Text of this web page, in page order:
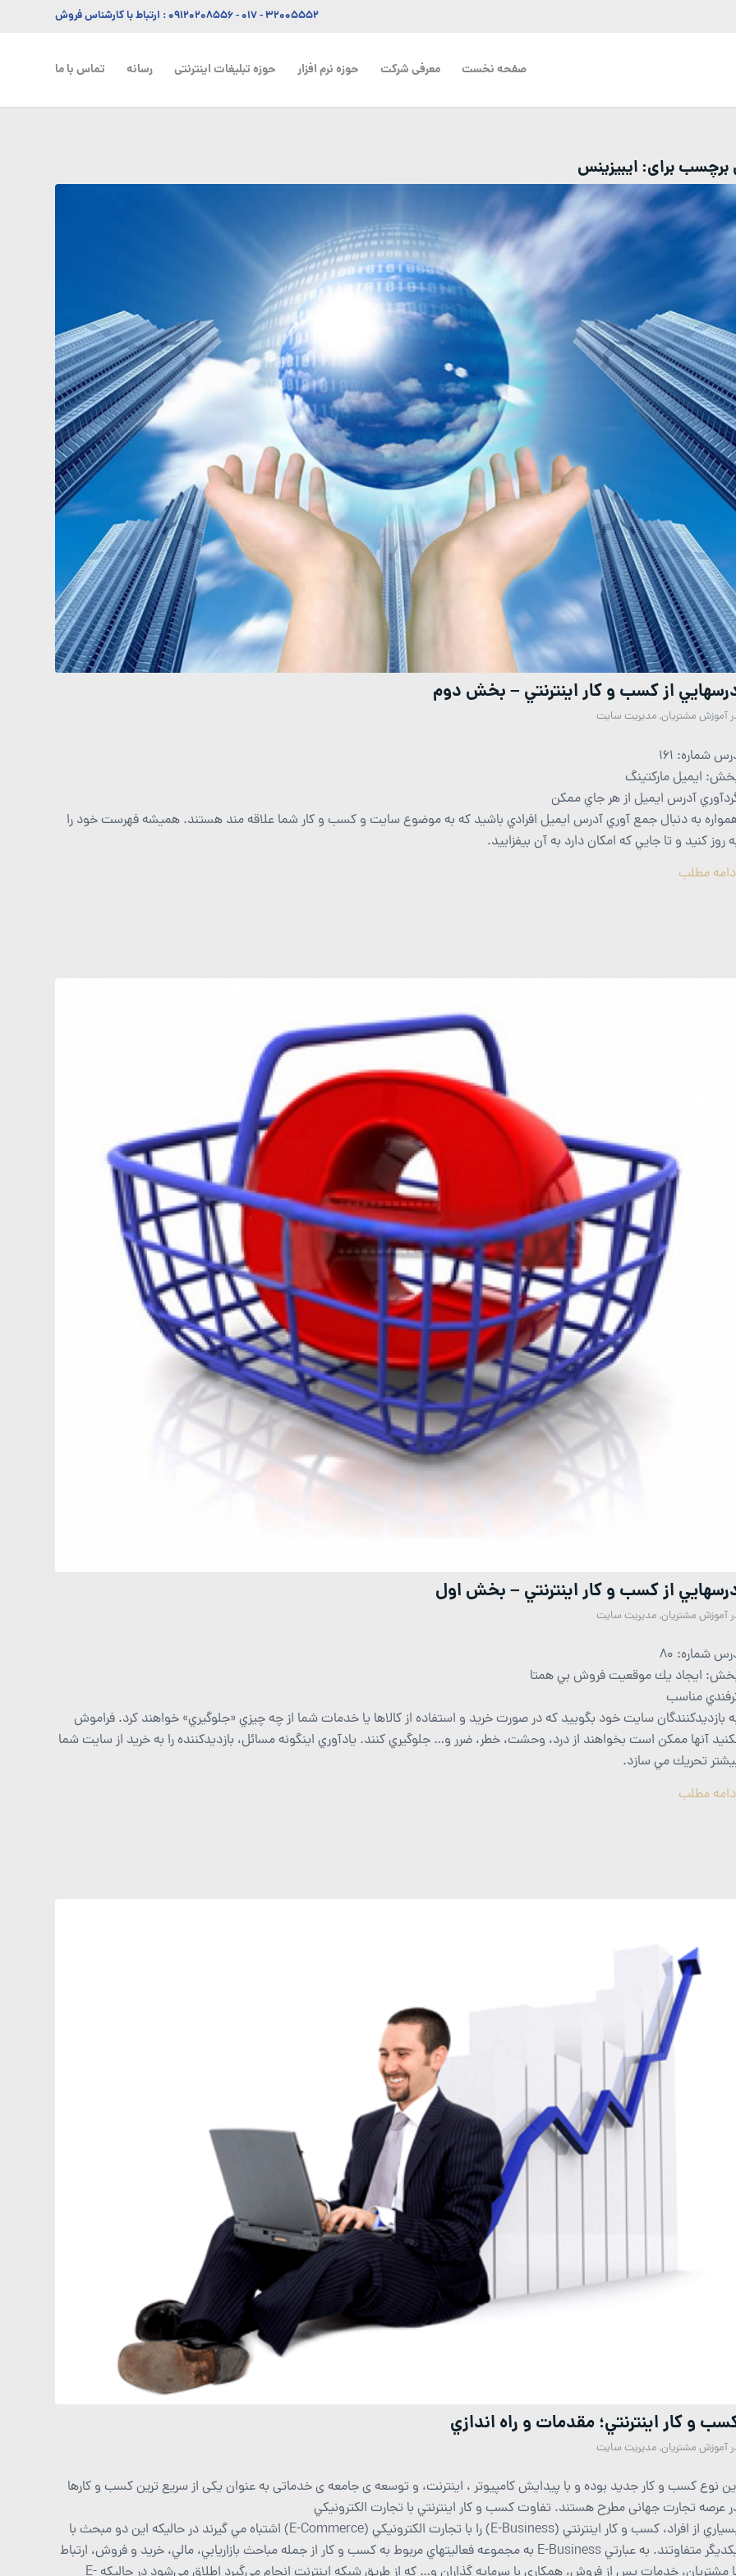
۳۲۰۰۵۵۵۲ - ۰۱۷ -۰۹۱۲۰۲۰۸۵۵۶: ارتباط با کارشناس فروش
صفحه نخست معرفی شرکت حوزه نرم افزار حوزه تبلیغات اینترنتی رسانه تماس با ما
برچسب برای:ایبیزینس
از كسب و كار اينترنتي – بخش دوم
آموزش مشتریان, مدیریت سایت
شماره: 161
ايميل ماركتينگ
آدرس ايميل از هر جاي ممكن
به دنبال جمع آوري آدرس ايميل افرادي باشيد كه به موضوع سايت و كسب و كار شما علاقه مند هستند. هميشه فهرست خود را
روز كنيد و تا جايي كه امكان دارد به آن بيفزاييد.
مطلب
از كسب و كار اينترنتي – بخش اول
آموزش مشتریان, مدیریت سایت
شماره: 80
ايجاد يك موقعيت فروش بي همتا
مناسب
بازديدكنندگان سايت خود بگوييد كه در صورت خريد و استفاده از كالاها يا خدمات شما از چه چيزي «جلوگيري» خواهند كرد. فراموش
آنها ممكن است بخواهند از درد، وحشت، خطر، ضرر و… جلوگيري كنند. يادآوري اينگونه مسائل، بازديدكننده را به خريد از سايت شما
تحريك مي سازد.
مطلب
و كار اينترنتي؛ مقدمات و راه اندازي
آموزش مشتریان, مدیریت سایت
نوع کسب و کار جدید بوده و با پیدایش کامپیوتر ، اینترنت، و توسعه ی جامعه ی خدماتی به عنوان یکی از سریع ترین کسب و کارها
عرصه تجارت جهانی مطرح هستند. تفاوت كسب و كار اينترنتي با تجارت الكترونيكي
بسياري از افراد، كسب و كار اينترنتي (E-Business) را با تجارت الكترونيكي (E-Commerce) اشتباه مي گيرند در حاليكه اين دو مبحث با
يكديگر متفاوتند. به عبارتي E-Business به مجموعه فعاليتهاي مربوط به كسب و كار از جمله مباحث بازاريابي، مالي، خريد و فروش، ارتباط